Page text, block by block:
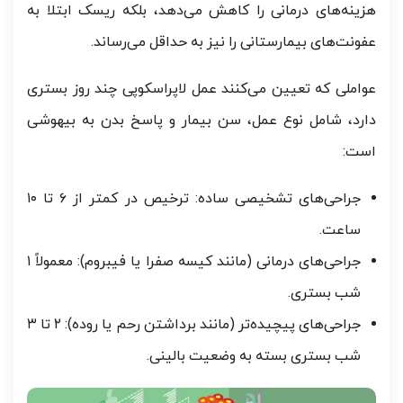
هزینه‌های درمانی را کاهش می‌دهد، بلکه ریسک ابتلا به
عفونت‌های بیمارستانی را نیز به حداقل می‌رساند.
عواملی که تعیین می‌کنند عمل لاپراسکوپی چند روز بستری
دارد، شامل نوع عمل، سن بیمار و پاسخ بدن به بیهوشی
است:
جراحی‌های تشخیصی ساده: ترخیص در کمتر از ۶ تا ۱۰
ساعت.
جراحی‌های درمانی (مانند کیسه صفرا یا فیبروم): معمولاً ۱
شب بستری.
جراحی‌های پیچیده‌تر (مانند برداشتن رحم یا روده): ۲ تا ۳
شب بستری بسته به وضعیت بالینی.